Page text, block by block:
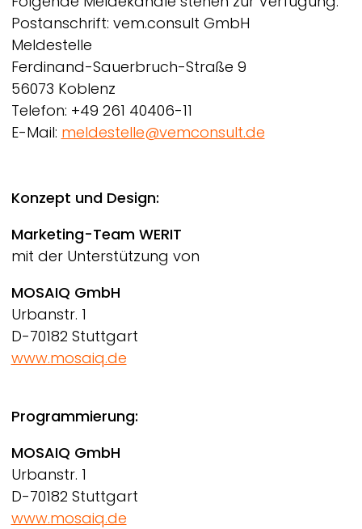
Postanschrift: vem.consult GmbH
Meldestelle
Ferdinand-Sauerbruch-Straße 9
56073 Koblenz
Telefon: +49 261 40406-11
E-Mail: meldestelle@vemconsult.de
Konzept und Design:
Marketing-TeamWERIT
mit der Unterstützung von
MOSAIQ GmbH
Urbanstr. 1
D-70182 Stuttgart
www.mosaiq.de
Programmierung:
MOSAIQ GmbH
Urbanstr. 1
D-70182 Stuttgart
www.mosaiq.de